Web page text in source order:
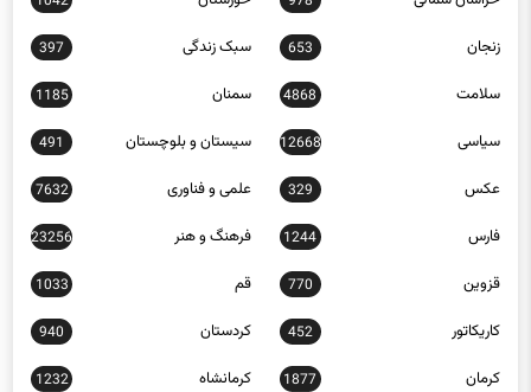
زنجان 653 سبک زندگی 397
سلامت 4868 سمنان 1185
سیاسی 12668 سیستان و بلوچستان 491
عکس 329 علمی و فناوری 7632
فارس 1244 فرهنگ و هنر 23256
قزوین 770 قم 1033
کاریکاتور 452 کردستان 940
کرمان 1877 کرمانشاه 1232